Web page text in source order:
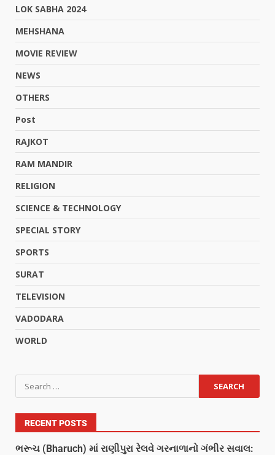
LOK SABHA 2024
MEHSHANA
MOVIE REVIEW
NEWS
OTHERS
Post
RAJKOT
RAM MANDIR
RELIGION
SCIENCE & TECHNOLOGY
SPECIAL STORY
SPORTS
SURAT
TELEVISION
VADODARA
WORLD
RECENT POSTS
ભરૂચ (Bharuch) માં રાણીપુરા રેલવે ગરનાળાનો ગંભીર સવાલ: